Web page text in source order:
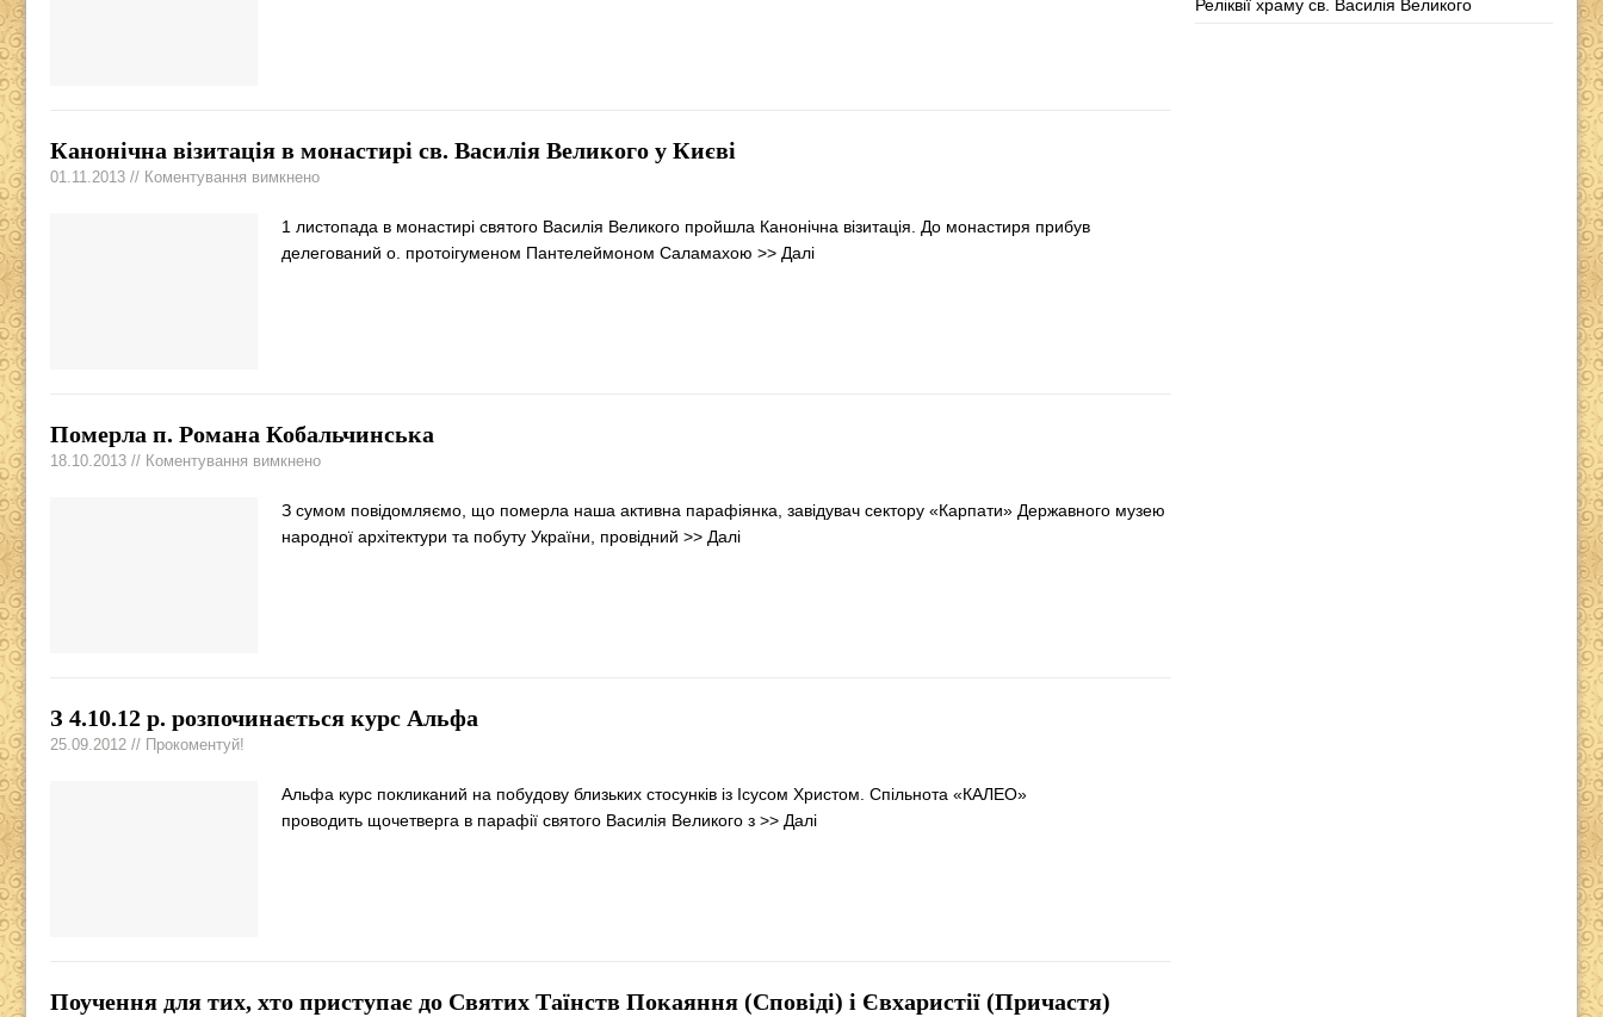
Канонічна візитація в монастирі св. Василія Великого у Києві
01.11.2013 // Коментування вимкнено
1 листопада в монастирі святого Василія Великого пройшла Канонічна візитація. До монастиря прибув
делегований о. протоігуменом Пантелеймоном Саламахою >> Далі
Померла п. Романа Кобальчинська
18.10.2013 // Коментування вимкнено
З сумом повідомляємо, що померла наша активна парафіянка, завідувач сектору «Карпати» Державного музею
народної архітектури та побуту України, провідний >> Далі
З 4.10.12 р. розпочинається курс Альфа
25.09.2012 // Прокоментуй!
Альфа курс покликаний на побудову близьких стосунків із Ісусом Христом. Спільнота «КАЛЕО»
проводить щочетверга в парафії святого Василія Великого з >> Далі
Поучення для тих, хто приступає до Святих Таїнств Покаяння (Сповіді) і Євхаристії (Причастя)
Реліквії храму св. Василія Великого